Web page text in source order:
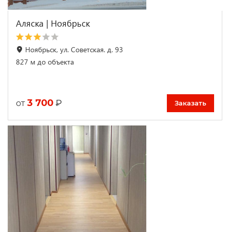
Аляска | Ноябрьск
Ноябрьск, ул. Советская. д. 93
827 м до объекта
от 3 700 ₽ Заказать